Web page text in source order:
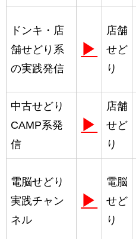
ドンキ・店
舗せどり系
の実践発信
▶
店舗
せど
り
中古せどり
CAMP系発
信
▶
店舗
せど
り
電脳せどり
実践チャン
ネル
▶
電脳
せど
り